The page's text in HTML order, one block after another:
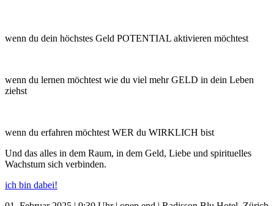
wenn du dein höchstes Geld POTENTIAL aktivieren möchtest
wenn du lernen möchtest wie du viel mehr GELD in dein Leben
ziehst
wenn du erfahren möchtest WER du WIRKLICH bist
Und das alles in dem Raum, in dem Geld, Liebe und spirituelles
Wachstum sich verbinden.
ich bin dabei!